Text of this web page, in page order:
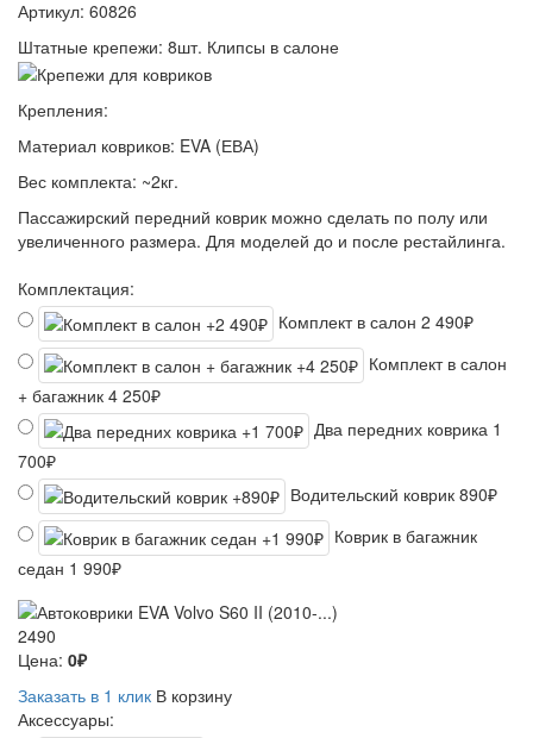
Артикул: 60826
Штатные крепежи: 8шт. Клипсы в салоне
Крепления:
Материал ковриков: EVA (ЕВА)
Вес комплекта: ~2кг.
Пассажирский передний коврик можно сделать по полу или
увеличенного размера. Для моделей до и после рестайлинга.
Комплектация:
Комплект в салон 2 490₽
Комплект в салон
+ багажник 4 250₽
Два передних коврика 1
700₽
Водительский коврик 890₽
Коврик в багажник
седан 1 990₽
2490
Цена: 0₽
Заказать в 1 клик В корзину
Аксессуары: